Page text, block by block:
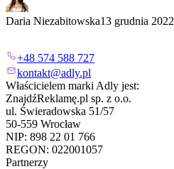
Daria Niezabitowska13 grudnia 2022
+48 574 588 727
kontakt@adly.pl
Właścicielem marki Adly jest:
ZnajdźReklamę.pl sp. z o.o.
ul. Świeradowska 51/57
50-559 Wrocław
NIP: 898 22 01 766
REGON: 022001057
Partnerzy